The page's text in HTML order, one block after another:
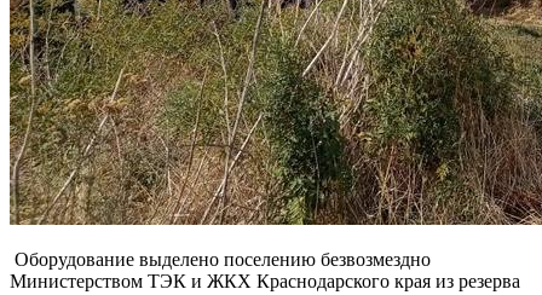
Оборудование выделено поселению безвозмездно
Министерством ТЭК и ЖКХ Краснодарского края из резерва